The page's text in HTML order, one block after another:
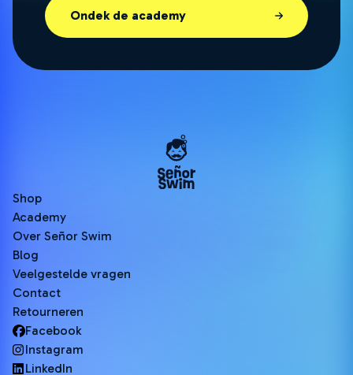
Ondek de academy
Shop
Academy
Over Señor Swim
Blog
Veelgestelde vragen
Contact
Retourneren
Facebook
Instagram
LinkedIn